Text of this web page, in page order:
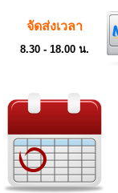
จัดส่งเวลา
8.30 - 18.00 น.